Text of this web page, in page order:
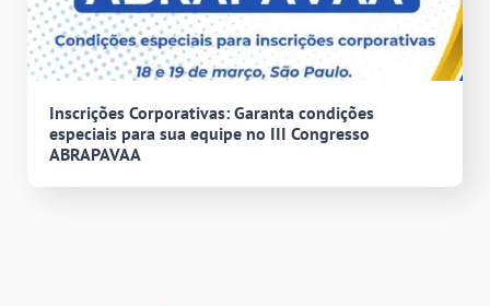
Inscrições Corporativas: Garanta condições
especiais para sua equipe no III Congresso
ABRAPAVAA